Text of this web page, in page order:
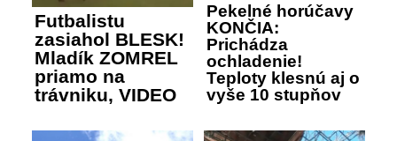
Futbalistu
zasiahol BLESK!
Mladík ZOMREL
priamo na
trávniku, VIDEO
Pekelné horúčavy
KONČIA:
Prichádza
ochladenie!
Teploty klesnú aj o
vyše 10 stupňov